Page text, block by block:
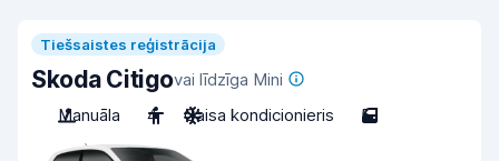
Tiešsaistes reģistrācija
Skoda Citigovai līdzīga Mini
Manuāla
4 Gaisa kondicionieris 5